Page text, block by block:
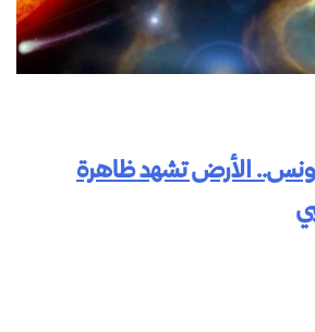
الأرض تشهد ظاهرة